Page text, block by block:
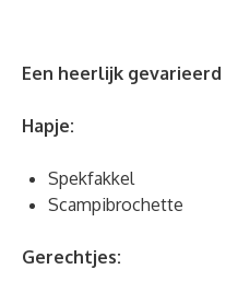
Een heerlijk
Hapje:
Spekfakkel
Scampibrochette
Gerechtjes: